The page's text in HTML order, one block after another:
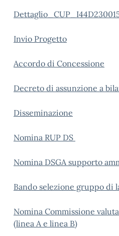
Invio Progetto
Accordo di Concessione
Decreto di assunzione a
Disseminazione
Nomina RUP DS
Nomina DSGA supporto
Bando selezione gruppo di
Nomina Commissione
(linea A e linea B)